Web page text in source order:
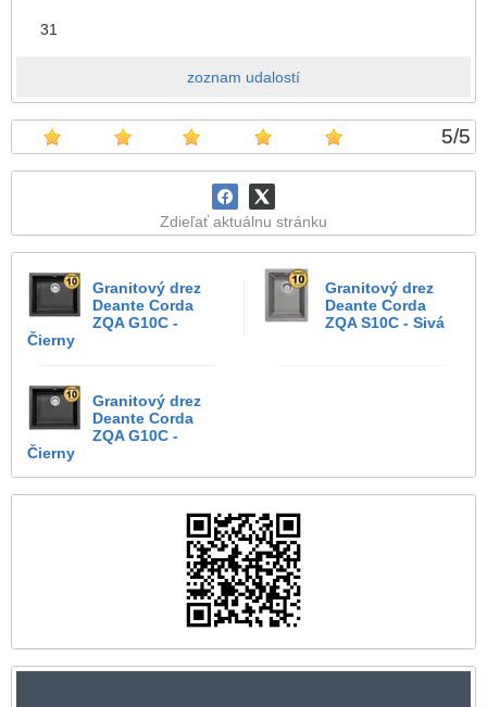
31
zoznam udalostí
5/5
Zdieľať aktuálnu stránku
Granitový drez
Deante Corda
ZQA G10C -
Čierny
Granitový drez
Deante Corda
ZQA S10C - Sivá
Granitový drez
Deante Corda
ZQA G10C -
Čierny